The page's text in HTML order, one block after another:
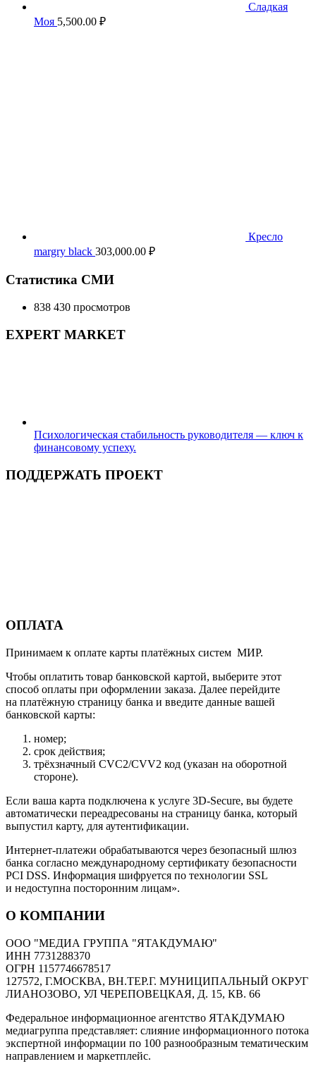
Сладкая
Моя 5,500.00 ₽
Кресло
margry black 303,000.00 ₽
Статистика СМИ
838 430 просмотров
EXPERT MARKET
Психологическая стабильность руководителя — ключ к
финансовому успеху.
ПОДДЕРЖАТЬ ПРОЕКТ
ОПЛАТА
Принимаем к оплате карты платёжных систем МИР.
Чтобы оплатить товар банковской картой, выберите этот
способ оплаты при оформлении заказа. Далее перейдите
на платёжную страницу банка и введите данные вашей
банковской карты:
номер;
срок действия;
трёхзначный CVC2/CVV2 код (указан на оборотной
стороне).
Если ваша карта подключена к услуге 3D-Secure, вы будете
автоматически переадресованы на страницу банка, который
выпустил карту, для аутентификации.
Интернет-платежи обрабатываются через безопасный шлюз
банка согласно международному сертификату безопасности
PCI DSS. Информация шифруется по технологии SSL
и недоступна посторонним лицам».
О КОМПАНИИ
ООО "МЕДИА ГРУППА "ЯТАКДУМАЮ"
ИНН 7731288370
ОГРН 1157746678517
127572, Г.МОСКВА, ВН.ТЕР.Г. МУНИЦИПАЛЬНЫЙ ОКРУГ
ЛИАНОЗОВО, УЛ ЧЕРЕПОВЕЦКАЯ, Д. 15, КВ. 66
Федеральное информационное агентство ЯТАКДУМАЮ
медиагруппа представляет: слияние информационного потока
экспертной информации по 100 разнообразным тематическим
направлением и маркетплейс.